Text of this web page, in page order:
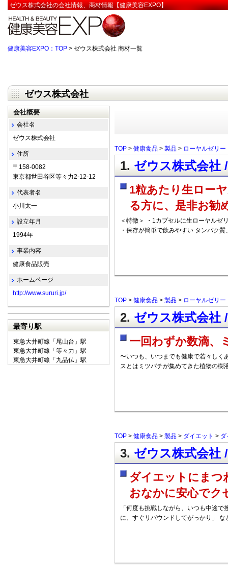
ゼウス株式会社の会社情報、商材情報【健康美容EXPO】
健康美容EXPO：TOP > ゼウス株式会社 商材一覧
ゼウス株式会社
TOP > 健康食品 > 製品 > ローヤルゼリ
1. ゼウス株式会社
1粒あたり生ロー
る方に、是非お勧
＜特徴＞ ・1カプセルに生ローヤルゼ
・保存が簡単で飲みやすい タンパク質
TOP > 健康食品 > 製品 > ローヤルゼリ
2. ゼウス株式会社
一回わずか数滴、
〜いつも、いつまでも健康で若々しく
スとはミツバチが集めてきた植物の樹
TOP > 健康食品 > 製品 > ダイエット >
3. ゼウス株式会社
ダイエットにま
おなかに安心でク
「何度も挑戦しながら、いつも中途
に、すぐリバウンドしてがっかり」 な
会社概要
会社名
ゼウス株式会社
住所
〒158-0082
東京都世田谷区等々力2-12-12
代表者名
小川太一
設立年月
1994年
事業内容
健康食品販売
ホームページ
http://www.sururi.jp/
最寄り駅
東急大井町線「尾山台」駅
東急大井町線「等々力」駅
東急大井町線「九品仏」駅